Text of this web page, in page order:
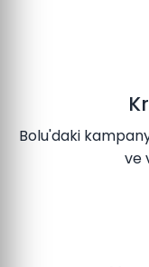
Bolu'daki
ve